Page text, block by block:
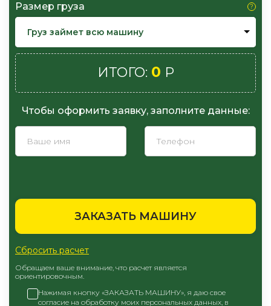
Размер груза
Груз займет всю машину
Чтобы оформить заявку, заполните данные:
ИТОГО: 0 Р
ЗАКАЗАТЬ МАШИНУ
Обращаем ваше внимание, что расчет является
ориентировочным.
Нажимая кнопку «ЗАКАЗАТЬ МАШИНУ», я даю свое
согласие на обработку моих персональных данных, в
Сбросить расчет